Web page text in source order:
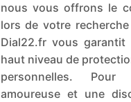
nous vous offrons le
lors de votre
Dial22.fr vous
haut niveau de
personnelles.
amoureuse et une